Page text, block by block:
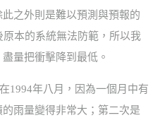
之外則是難以預測與預報的
本的系統無法防範，所以我
量把衝擊降到最低。
1994年八月，因為一個月中有
雨量變得非常大；第二次是